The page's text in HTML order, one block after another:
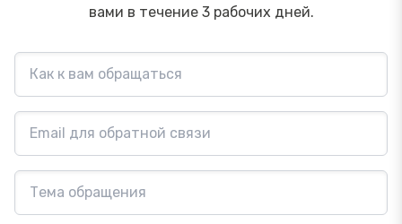
вами в течение 3 рабочих дней.